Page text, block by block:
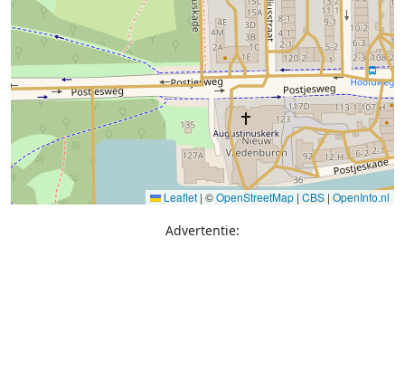
Leaflet | ©OpenStreetMap | CBS | OpenInfo.nl
Advertentie: